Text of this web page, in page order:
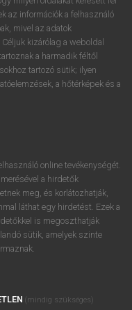
megtekintéséhez.
A szótár 2 órás,
regisztrálok és
az információk a felhasználó
mivel az adatok
kizárólag a weboldal
a harmadik féltől
tartozó sütik; ilyen
a hőtérképek és a
online tevékenységét.
a hirdetők
meg, és korlátozhatják,
láthat egy hirdetést. Ezek a
is megoszthatják
sütik, amelyek szinte
(mindig szükséges)